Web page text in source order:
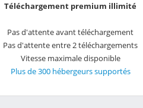
Téléchargement premium illimité
Pas d'attente avant téléchargement
Pas d'attente entre 2 téléchargements
Vitesse maximale disponible
Plus de 300 hébergeurs supportés